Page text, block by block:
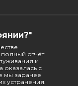
отчёт
и
с
мы заранее
устранения.